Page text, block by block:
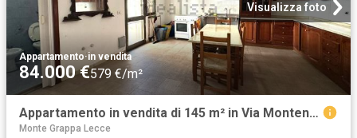
Visualizza foto
Appartamento·in vendita
84.000 €579 €/m²
Appartamento in vendita di 145 m² in Via Montenegro, 81
Monte Grappa Lecce